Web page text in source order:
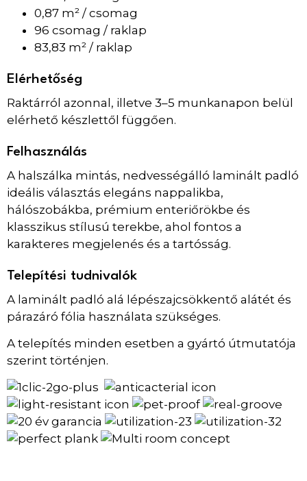
0,87 m² / csomag
96 csomag / raklap
83,83 m² / raklap
Elérhetőség
Raktárról azonnal, illetve 3–5 munkanapon belül
elérhető készlettől függően.
Felhasználás
A halszálka mintás, nedvességálló laminált padló
ideális választás elegáns nappalikba,
hálószobákba, prémium enteriőrökbe és
klasszikus stílusú terekbe, ahol fontos a
karakteres megjelenés és a tartósság.
Telepítési tudnivalók
A laminált padló alá lépészajcsökkentő alátét és
párazáró fólia használata szükséges.
A telepítés minden esetben a gyártó útmutatója
szerint történjen.